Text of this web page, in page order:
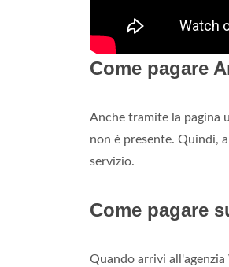
Come pagare
Anche tramite la pagina
non è presente. Quindi,
servizio.
Come pagare
Quando arrivi all'agenzia